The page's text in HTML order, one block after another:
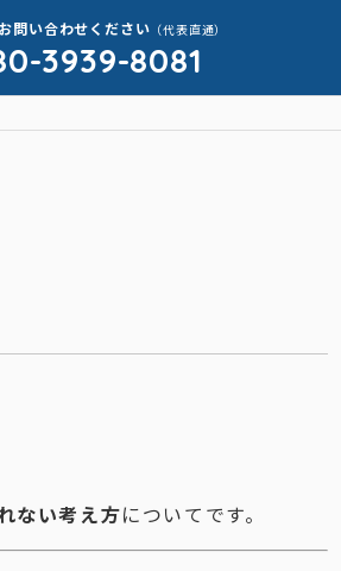
問い合わせください （代表直通）
3939-8081
ない考え方についてです。